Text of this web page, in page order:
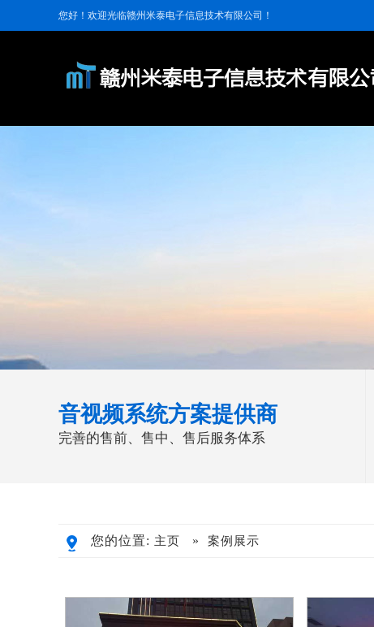
您好！欢迎光临赣州米泰电子信息技术有限公司！
音视频系统方案提供商
完善的售前、售中、售后服务体系
您的位置: 主页 » 案例展示